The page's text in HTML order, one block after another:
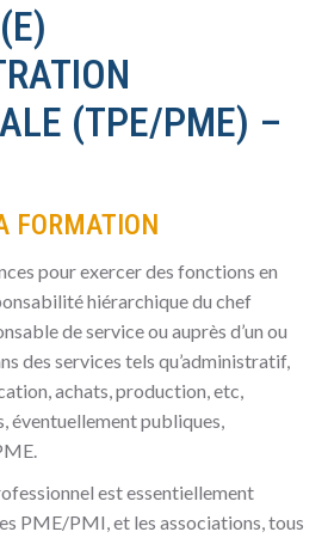
(TPE/PME) –
FORMATION
pour exercer des fonctions en
hiérarchique du chef
de service ou auprès d’un ou
des services tels qu’administratif,
achats, production, etc,
éventuellement publiques,
est essentiellement
PME/PMI, et les associations, tous